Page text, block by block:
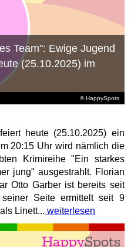
© HappySpots
Team": Ewige Jugend
(25.10.2025) im
heute (25.10.2025) ein
20:15 Uhr wird nämlich die
Krimireihe "Ein starkes
jung" ausgestrahlt. Florian
Otto Garber ist bereits seit
Seite ermittelt seit 9
Linett... weiterlesen